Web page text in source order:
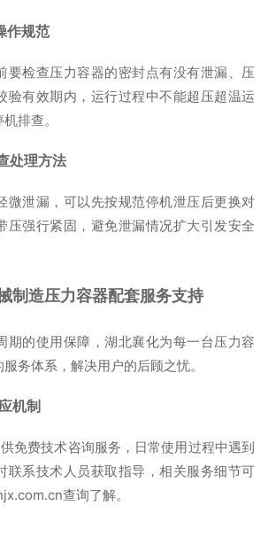
作规范
要检查压力容器的密封点有没有泄漏、压
验有效期内，运行过程中不能超压超温运
排查。
处理方法
微泄漏，可以先按规范停机泄压后更换对
压强行紧固，避免泄漏情况扩大引发安全
制造压力容器配套服务支持
期的使用保障，湖北襄化为每一台压力容
务体系，解决用户的后顾之忧。
机制
免费技术咨询服务，日常使用过程中遇到
联系技术人员获取指导，相关服务细节可
查询了解。